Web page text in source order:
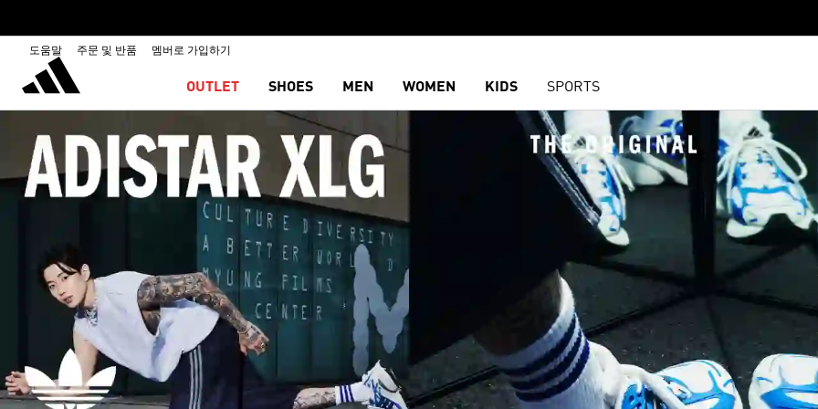
도움말 주문 및 반품 멤버로 가입하기
OUTLET SHOES MEN WOMEN KIDS SPORTS